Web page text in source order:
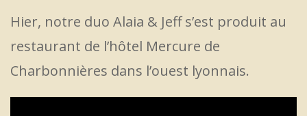
Hier, notre duo Alaia & Jeff s’est produit au
restaurant de l’hôtel Mercure de
Charbonnières dans l’ouest lyonnais.